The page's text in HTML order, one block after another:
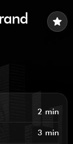
star
2 min
3 min